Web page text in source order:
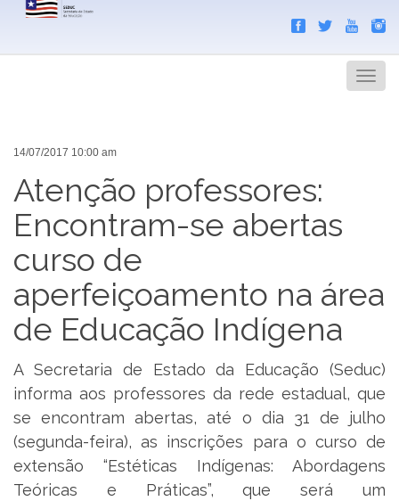
Menu
14/07/2017 10:00 am
Atenção professores:
Encontram-se abertas
curso de
aperfeiçoamento na área
de Educação Indígena
A Secretaria de Estado da Educação (Seduc)
informa aos professores da rede estadual, que
se encontram abertas, até o dia 31 de julho
(segunda-feira), as inscrições para o curso de
extensão “Estéticas Indígenas: Abordagens
Teóricas e Práticas”, que será um